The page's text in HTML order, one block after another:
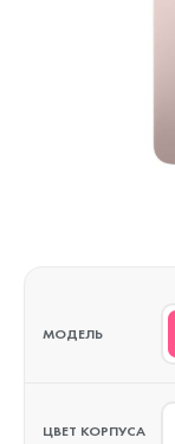
МОДЕЛЬ
ЦВЕТ КОРПУСА